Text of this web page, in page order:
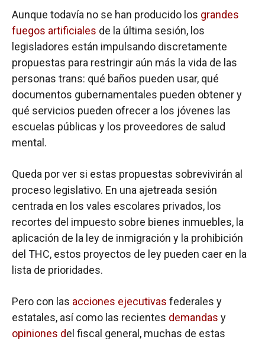
Aunque todavía no se han producido los grandes
fuegos artificiales de la última sesión, los
legisladores están impulsando discretamente
propuestas para restringir aún más la vida de las
personas trans: qué baños pueden usar, qué
documentos gubernamentales pueden obtener y
qué servicios pueden ofrecer a los jóvenes las
escuelas públicas y los proveedores de salud
mental.
Queda por ver si estas propuestas sobrevivirán al
proceso legislativo. En una ajetreada sesión
centrada en los vales escolares privados, los
recortes del impuesto sobre bienes inmuebles, la
aplicación de la ley de inmigración y la prohibición
del THC, estos proyectos de ley pueden caer en la
lista de prioridades.
Pero con las acciones ejecutivas federales y
estatales, así como las recientes demandas y
opiniones del fiscal general, muchas de estas